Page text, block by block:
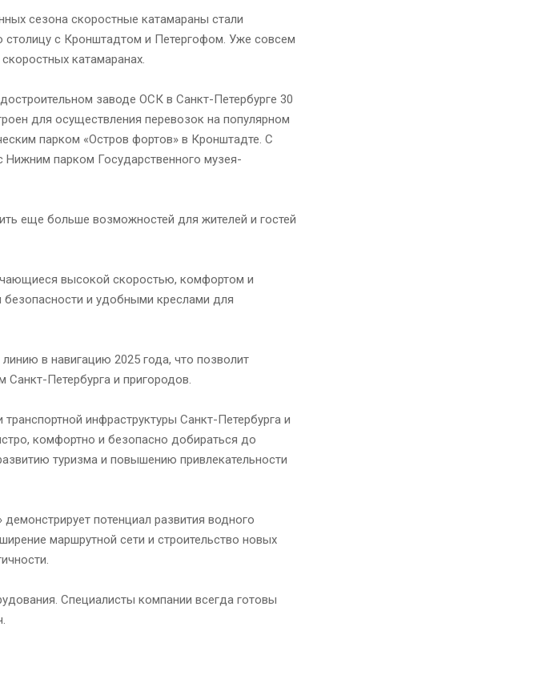
сезона скоростные катамараны стали
столицу с Кронштадтом и Петергофом. Уже совсем
катамаранах.
заводе ОСК в Санкт-Петербурге 30
для осуществления перевозок на популярном
парком «Остров фортов» в Кронштадте. С
парком Государственного музея-
еще больше возможностей для жителей и гостей
высокой скоростью, комфортом и
и удобными креслами для
в навигацию 2025 года, что позволит
Петербурга и пригородов.
инфраструктуры Санкт-Петербурга и
комфортно и безопасно добираться до
туризма и повышению привлекательности
потенциал развития водного
маршрутной сети и строительство новых
Специалисты компании всегда готовы